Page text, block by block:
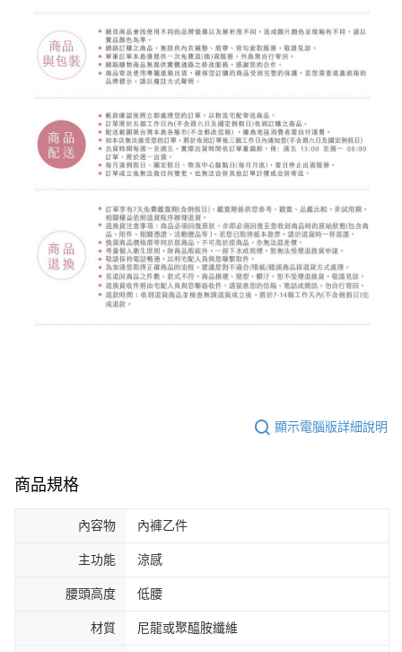
顯示電腦版詳細說明
商品規格
內容物 內褲乙件
主功能 涼感
腰頭高度 低腰
材質 尼龍或聚醯胺纖維